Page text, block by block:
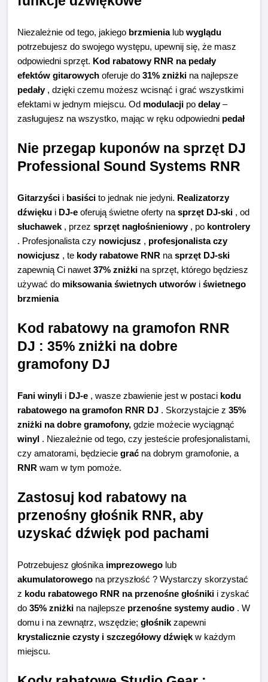
Niezależnie od tego, jakiego brzmienialub wyglądu
potrzebujesz do swojego występu, upewnij się, że masz
odpowiedni sprzęt. Kod rabatowy RNR na pedały
efektów gitarowych oferuje do 31% zniżki na najlepsze
pedały, dzięki czemu możesz wcisnąć i grać wszystkimi
efektami w jednym miejscu. Od modulacji po delay–
zasługujesz na wszystko, mając w ręku odpowiedni pedał
Nie przegap kuponów na sprzęt DJ
Professional Sound Systems RNR
Gitarzyści i basiści to jednak nie jedyni. Realizatorzy
dźwięku i DJ-e oferują świetne oferty na sprzęt DJ-ski , od
słuchawek , przez sprzęt nagłośnieniowy, po kontrolery
. Profesjonalista czy nowicjusz , profesjonalista czy
nowicjusz , te kody rabatowe RNR na sprzęt DJ-ski
zapewnią Ci nawet 37% zniżki na sprzęt, którego będziesz
używać do miksowania świetnych utworów i świetnego
brzmienia
Kod rabatowy na gramofon RNR
DJ : 35% zniżki na dobre
gramofony DJ
Fani winyli i DJ-e , wasze zbawienie jest w postaci kodu
rabatowego na gramofon RNR DJ . Skorzystajcie z 35%
zniżki na dobre gramofony, gdzie możecie wyciągnąć
winyl . Niezależnie od tego, czy jesteście profesjonalistami,
czy amatorami, będziecie grać na dobrym gramofonie, a
RNR wam w tym pomoże.
Zastosuj kod rabatowy na
przenośny głośnik RNR, aby
uzyskać dźwięk pod pachami
Potrzebujesz głośnika imprezowego lub
akumulatorowego na przyszłość ? Wystarczy skorzystać
z kodu rabatowego RNR na przenośne głośniki i zyskać
do 35% zniżki na najlepsze przenośne systemy audio . W
domu i na zewnątrz, wszędzie; głośnik zapewni
krystalicznie czysty i szczegółowy dźwięk w każdym
miejscu.